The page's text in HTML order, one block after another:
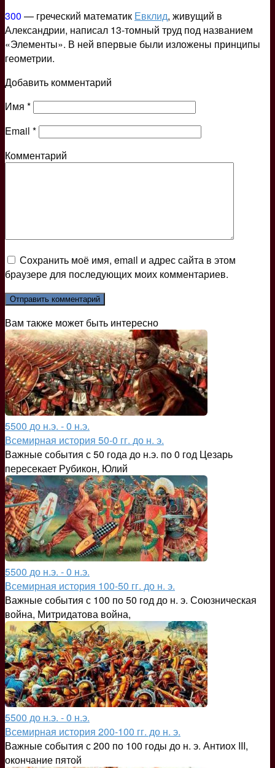
300 — греческий математик Евклид, живущий в
Александрии, написал 13-томный труд под названием
«Элементы». В ней впервые были изложены принципы
геометрии.
Добавить комментарий
Имя *
Email *
Комментарий
Сохранить моё имя, email и адрес сайта в этом
браузере для последующих моих комментариев.
Вам также может быть интересно
5500 до н.э. - 0 н.э.
Всемирная история 50-0 гг. до н. э.
Важные события с 50 года до н.э. по 0 год Цезарь
пересекает Рубикон, Юлий
5500 до н.э. - 0 н.э.
Всемирная история 100-50 гг. до н. э.
Важные события с 100 по 50 год до н. э. Союзническая
война, Митридатова война,
5500 до н.э. - 0 н.э.
Всемирная история 200-100 гг. до н. э.
Важные события с 200 по 100 годы до н. э. Антиох III,
окончание пятой